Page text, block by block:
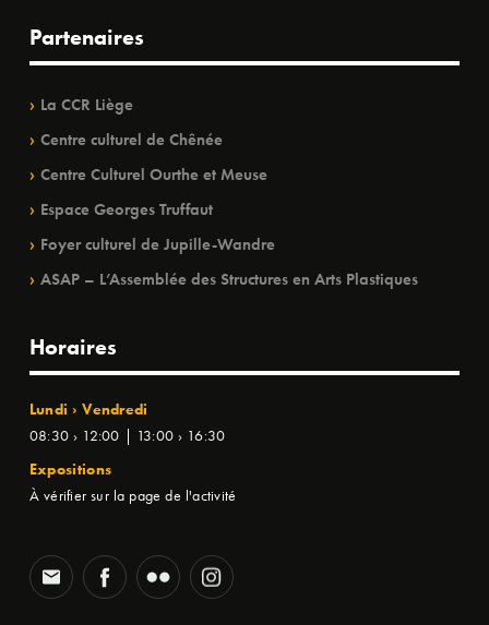
Partenaires
La CCR Liège
Centre culturel de Chênée
Centre Culturel Ourthe et Meuse
Espace Georges Truffaut
Foyer culturel de Jupille-Wandre
ASAP – L’Assemblée des Structures en Arts Plastiques
Horaires
Lundi › Vendredi
08:30 › 12:00 | 13:00 › 16:30
Expositions
À vérifier sur la page de l'activité